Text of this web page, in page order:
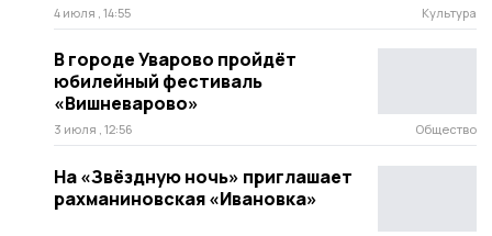
4 июля , 14:55 Культура
В городе Уварово пройдёт
юбилейный фестиваль
«Вишневарово»
3 июля , 12:56 Общество
На «Звёздную ночь» приглашает
рахманиновская «Ивановка»